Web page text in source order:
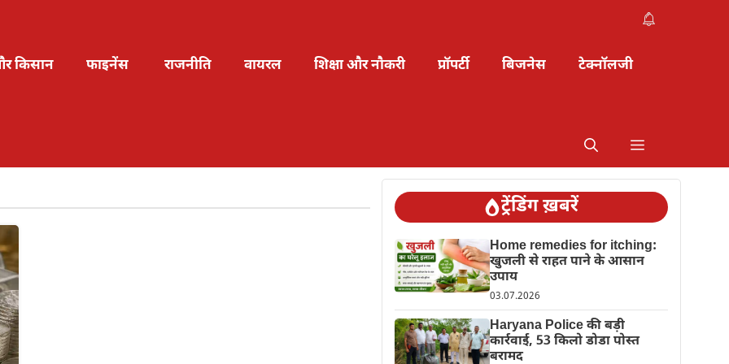
किसान फाइनेंस राजनीति वायरल शिक्षा और नौकरी प्रॉपर्टी बिजनेस टेक्नॉलजी
ट्रेंडिंग ख़बरें
Home remedies for itching:
खुजली से राहत पाने के आसान
उपाय
03.07.2026
Haryana Police की बड़ी
कार्रवाई, 53 किलो डोडा पोस्त
बरामद